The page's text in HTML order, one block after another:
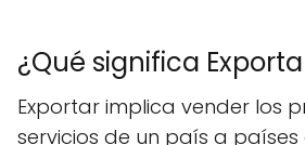
¿Qué significa
Exportar implica vender los
servicios de un país a países